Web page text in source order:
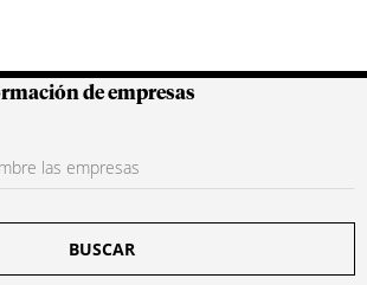
Colombianas
de empresas
BUSCAR